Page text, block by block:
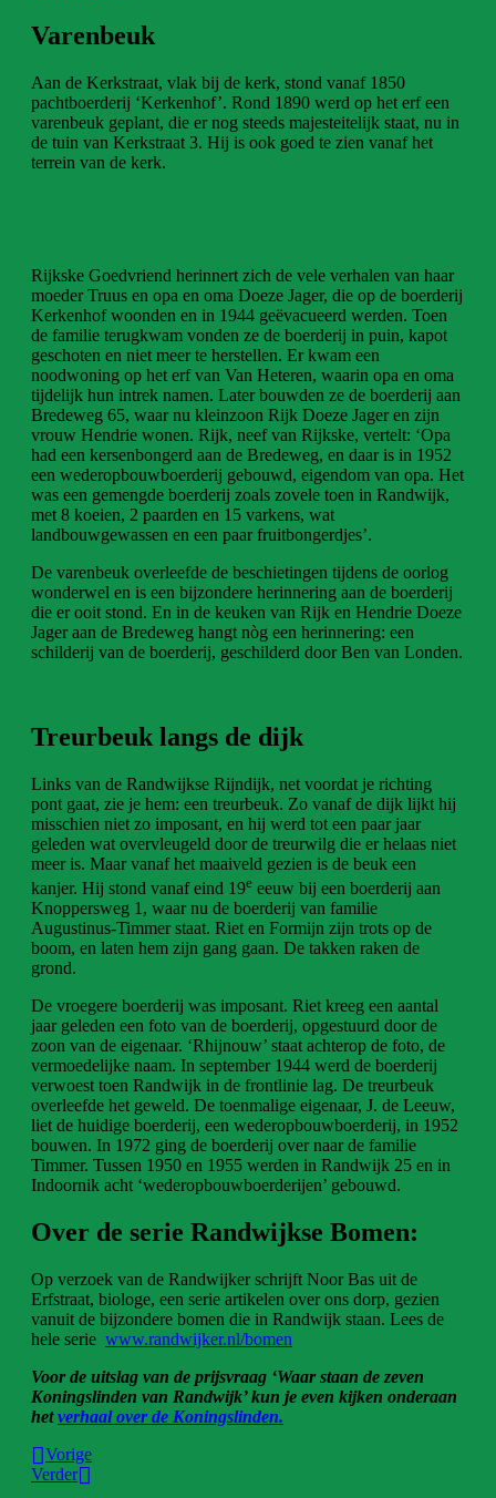
Varenbeuk
Aan de Kerkstraat, vlak bij de kerk, stond vanaf 1850
pachtboerderij ‘Kerkenhof’. Rond 1890 werd op het erf een
varenbeuk geplant, die er nog steeds majesteitelijk staat, nu in
de tuin van Kerkstraat 3. Hij is ook goed te zien vanaf het
terrein van de kerk.
Rijkske Goedvriend herinnert zich de vele verhalen van haar
moeder Truus en opa en oma Doeze Jager, die op de boerderij
Kerkenhof woonden en in 1944 geëvacueerd werden. Toen
de familie terugkwam vonden ze de boerderij in puin, kapot
geschoten en niet meer te herstellen. Er kwam een
noodwoning op het erf van Van Heteren, waarin opa en oma
tijdelijk hun intrek namen. Later bouwden ze de boerderij aan
Bredeweg 65, waar nu kleinzoon Rijk Doeze Jager en zijn
vrouw Hendrie wonen. Rijk, neef van Rijkske, vertelt: ‘Opa
had een kersenbongerd aan de Bredeweg, en daar is in 1952
een wederopbouwboerderij gebouwd, eigendom van opa. Het
was een gemengde boerderij zoals zovele toen in Randwijk,
met 8 koeien, 2 paarden en 15 varkens, wat
landbouwgewassen en een paar fruitbongerdjes’.
De varenbeuk overleefde de beschietingen tijdens de oorlog
wonderwel en is een bijzondere herinnering aan de boerderij
die er ooit stond. En in de keuken van Rijk en Hendrie Doeze
Jager aan de Bredeweg hangt nòg een herinnering: een
schilderij van de boerderij, geschilderd door Ben van Londen.
Treurbeuk langs de dijk
Links van de Randwijkse Rijndijk, net voordat je richting
pont gaat, zie je hem: een treurbeuk. Zo vanaf de dijk lijkt hij
misschien niet zo imposant, en hij werd tot een paar jaar
geleden wat overvleugeld door de treurwilg die er helaas niet
meer is. Maar vanaf het maaiveld gezien is de beuk een
kanjer. Hij stond vanaf eind 19e eeuw bij een boerderij aan
Knoppersweg 1, waar nu de boerderij van familie
Augustinus-Timmer staat. Riet en Formijn zijn trots op de
boom, en laten hem zijn gang gaan. De takken raken de
grond.
De vroegere boerderij was imposant. Riet kreeg een aantal
jaar geleden een foto van de boerderij, opgestuurd door de
zoon van de eigenaar. ‘Rhijnouw’ staat achterop de foto, de
vermoedelijke naam. In september 1944 werd de boerderij
verwoest toen Randwijk in de frontlinie lag. De treurbeuk
overleefde het geweld. De toenmalige eigenaar, J. de Leeuw,
liet de huidige boerderij, een wederopbouwboerderij, in 1952
bouwen. In 1972 ging de boerderij over naar de familie
Timmer. Tussen 1950 en 1955 werden in Randwijk 25 en in
Indoornik acht ‘wederopbouwboerderijen’ gebouwd.
Over de serie Randwijkse Bomen:
Op verzoek van de Randwijker schrijft Noor Bas uit de
Erfstraat, biologe, een serie artikelen over ons dorp, gezien
vanuit de bijzondere bomen die in Randwijk staan. Lees de
hele serie www.randwijker.nl/bomen
Voor de uitslag van de prijsvraag ‘Waar staan de zeven
Koningslinden van Randwijk’ kun je even kijken onderaan
hetverhaal over de Koningslinden.
Vorige
Verder